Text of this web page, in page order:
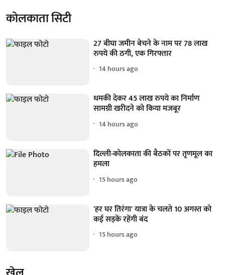
कोलकाता सिटी
27 बीघा जमीन बेचने के नाम पर 78 लाख
रुपये की ठगी, एक गिरफ्तार
14 hours ago
धमकी देकर 45 लाख रुपये का निर्माण
सामग्री खरीदने को किया मजबूर
14 hours ago
दिल्ली-कोलकाता की बैठकों पर तृणमूल का
हमला
15 hours ago
'हर घर तिरंगा' यात्रा के चलते 10 अगस्त को
कई सड़कें रहेंगी बंद
15 hours ago